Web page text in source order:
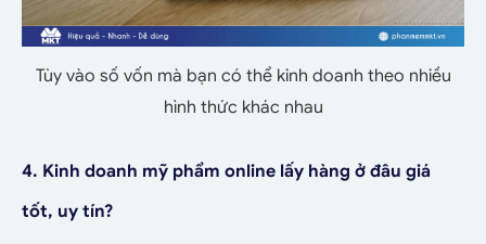
Tùy vào số vốn mà bạn có thể kinh doanh theo nhiều
hình thức khác nhau
4. Kinh doanh mỹ phẩm online lấy hàng ở đâu giá
tốt, uy tín?